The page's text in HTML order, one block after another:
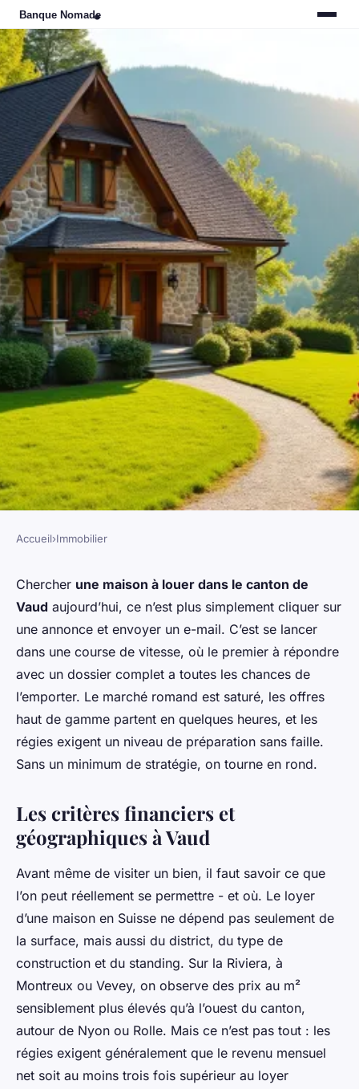
Location maison canton de
Vaux : trouvez la propriété
idéale
Dulce •29/04/2026 15:04•9 min de lecture
Accueil›Immobilier
Chercher une maison à louer dans le canton de
Vaud aujourd’hui, ce n’est plus simplement cliquer sur
une annonce et envoyer un e-mail. C’est se lancer
dans une course de vitesse, où le premier à répondre
avec un dossier complet a toutes les chances de
l’emporter. Le marché romand est saturé, les offres
haut de gamme partent en quelques heures, et les
régies exigent un niveau de préparation sans faille.
Sans un minimum de stratégie, on tourne en rond.
Les critères financiers et
géographiques à Vaud
Avant même de visiter un bien, il faut savoir ce que
l’on peut réellement se permettre - et où. Le loyer
d’une maison en Suisse ne dépend pas seulement de
la surface, mais aussi du district, du type de
construction et du standing. Sur la Riviera, à
Montreux ou Vevey, on observe des prix au m²
sensiblement plus élevés qu’à l’ouest du canton,
autour de Nyon ou Rolle. Mais ce n’est pas tout : les
régies exigent généralement que le revenu mensuel
net soit au moins trois fois supérieur au loyer